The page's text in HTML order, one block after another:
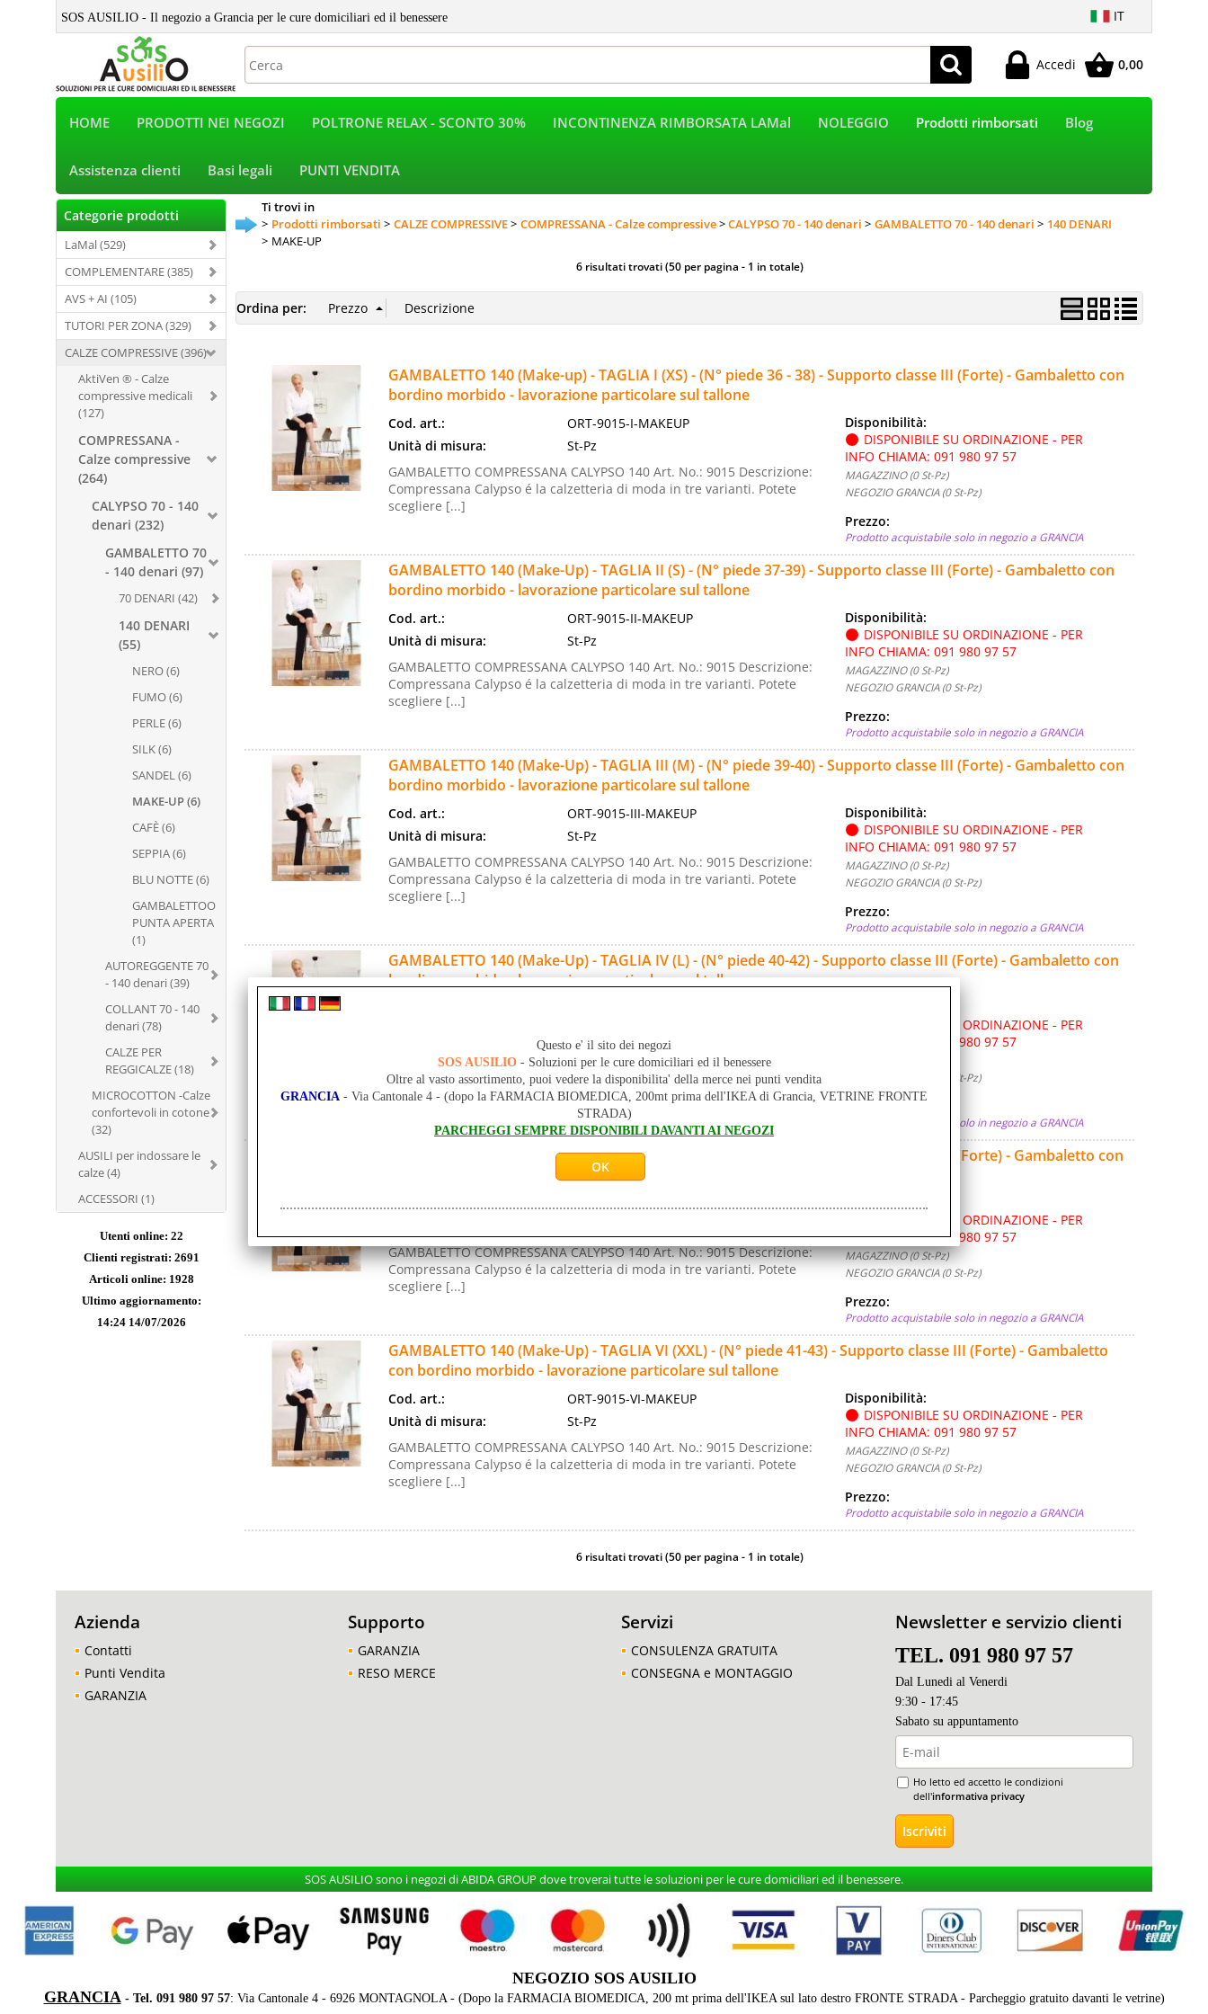
SOS AUSILIO - Il negozio a Grancia per le cure domiciliari ed il benessere IT
Accedi
E-mail:
0,00
HOME PRODOTTI NEI NEGOZI POLTRONE RELAX - SCONTO 30% INCONTINENZA RIMBORSATA LAMal NOLEGGIO Prodotti rimborsati Blog
Assistenza clienti Basi legali PUNTI VENDITA
Categorie prodotti
LaMal (529)
COMPLEMENTARE (385)
AVS + AI (105)
TUTORI PER ZONA (329)
CALZE COMPRESSIVE (396)
AktiVen ® - Calze
compressive medicali
(127)
COMPRESSANA -
Calze compressive
(264)
CALYPSO 70 - 140
denari (232)
GAMBALETTO 70
- 140 denari (97)
70 DENARI (42)
140 DENARI
(55)
NERO (6)
FUMO (6)
PERLE (6)
SILK (6)
SANDEL (6)
MAKE-UP (6)
CAFÈ (6)
SEPPIA (6)
BLU NOTTE (6)
GAMBALETTOO
PUNTA APERTA
(1)
AUTOREGGENTE 70
- 140 denari (39)
COLLANT 70 - 140
denari (78)
CALZE PER
REGGICALZE (18)
MICROCOTTON -Calze
confortevoli in cotone
(32)
AUSILI per indossare le
calze (4)
ACCESSORI (1)
Utenti online: 22
Clienti registrati: 2691
Articoli online: 1928
Ultimo aggiornamento:
14:24 14/07/2026
Ti trovi in
Prodotti rimborsati
CALZE COMPRESSIVE COMPRESSANA - Calze compressive CALYPSO 70 - 140 denari GAMBALETTO 70 - 140 denari
140 DENARI
MAKE-UP
6 risultati trovati (50 per pagina - 1 in totale)
Ordina per:
GAMBALETTO 140 (Make-up) - TAGLIA I (XS) - (N° piede 36 - 38) - Supporto classe III (Forte) - Gambaletto con
bordino morbido - lavorazione particolare sul tallone
Cod. art.:
ORT-9015-I-MAKEUP
Unità di misura:
St-Pz
GAMBALETTO COMPRESSANA CALYPSO 140 Art. No.: 9015 Descrizione:
Compressana Calypso é la calzetteria di moda in tre varianti. Potete
scegliere [...]
Disponibilità:
DISPONIBILE SU ORDINAZIONE - PER
INFO CHIAMA: 091 980 97 57
MAGAZZINO (0 St-Pz)
NEGOZIO GRANCIA (0 St-Pz)
Prezzo:
Prodotto acquistabile solo in negozio a GRANCIA
GAMBALETTO 140 (Make-Up) - TAGLIA II (S) - (N° piede 37-39) - Supporto classe III (Forte) - Gambaletto con
bordino morbido - lavorazione particolare sul tallone
Cod. art.:
ORT-9015-II-MAKEUP
Unità di misura:
St-Pz
GAMBALETTO COMPRESSANA CALYPSO 140 Art. No.: 9015 Descrizione:
Compressana Calypso é la calzetteria di moda in tre varianti. Potete
scegliere [...]
Disponibilità:
DISPONIBILE SU ORDINAZIONE - PER
INFO CHIAMA: 091 980 97 57
MAGAZZINO (0 St-Pz)
NEGOZIO GRANCIA (0 St-Pz)
Prezzo:
Prodotto acquistabile solo in negozio a GRANCIA
GAMBALETTO 140 (Make-Up) - TAGLIA III (M) - (N° piede 39-40) - Supporto classe III (Forte) - Gambaletto con
bordino morbido - lavorazione particolare sul tallone
Cod. art.:
ORT-9015-III-MAKEUP
Unità di misura:
St-Pz
GAMBALETTO COMPRESSANA CALYPSO 140 Art. No.: 9015 Descrizione:
Compressana Calypso é la calzetteria di moda in tre varianti. Potete
scegliere [...]
Disponibilità:
DISPONIBILE SU ORDINAZIONE - PER
INFO CHIAMA: 091 980 97 57
MAGAZZINO (0 St-Pz)
NEGOZIO GRANCIA (0 St-Pz)
Prezzo:
Prodotto acquistabile solo in negozio a GRANCIA
GAMBALETTO 140 (Make-Up) - TAGLIA IV (L) - (N° piede 40-42) - Supporto classe III (Forte) - Gambaletto con
bordino morbido - lavorazione particolare sul tallone
GAMBALETTO COMPRESSANA CALYPSO 140 Art. No.: 9015 Descrizione:
Compressana Calypso é la calzetteria di moda in tre varianti. Potete
scegliere [...]
DISPONIBILE SU ORDINAZIONE - PER
INFO CHIAMA: 091 980 97 57
NEGOZIO GRANCIA (0 St-Pz)
Prezzo:
Prodotto acquistabile solo in negozio a GRANCIA
GAMBALETTO 140 (Make-Up) - TAGLIA V (XL) - (N° piede 41-43) - Supporto classe III (Forte) - Gambaletto con
bordino morbido - lavorazione particolare sul tallone
Cod. art.:
ORT-9015-V-MAKEUP
GAMBALETTO COMPRESSANA CALYPSO 140 Art. No.: 9015 Descrizione:
Compressana Calypso é la calzetteria di moda in tre varianti. Potete
scegliere [...]
DISPONIBILE SU ORDINAZIONE - PER
INFO CHIAMA: 091 980 97 57
MAGAZZINO (0 St-Pz)
NEGOZIO GRANCIA (0 St-Pz)
Prezzo:
Prodotto acquistabile solo in negozio a GRANCIA
GAMBALETTO 140 (Make-Up) - TAGLIA VI (XXL) - (N° piede 41-43) - Supporto classe III (Forte) - Gambaletto
con bordino morbido - lavorazione particolare sul tallone
Cod. art.:
ORT-9015-VI-MAKEUP
Unità di misura:
St-Pz
GAMBALETTO COMPRESSANA CALYPSO 140 Art. No.: 9015 Descrizione:
Compressana Calypso é la calzetteria di moda in tre varianti. Potete
scegliere [...]
Disponibilità:
DISPONIBILE SU ORDINAZIONE - PER
INFO CHIAMA: 091 980 97 57
MAGAZZINO (0 St-Pz)
NEGOZIO GRANCIA (0 St-Pz)
Prezzo:
Prodotto acquistabile solo in negozio a GRANCIA
6 risultati trovati (50 per pagina - 1 in totale)
Azienda
Contatti
Punti Vendita
GARANZIA
Supporto
GARANZIA
RESO MERCE
Servizi
CONSULENZA GRATUITA
CONSEGNA e MONTAGGIO
Newsletter e servizio clienti
TEL. 091 980 97 57
Dal Lunedi al Venerdi
9:30 - 17:45
Sabato su appuntamento
Ho letto ed accetto le condizioni
dell'informativa privacy
SOS AUSILIO sono i negozi di ABIDA GROUP dove troverai tutte le soluzioni per le cure domiciliari ed il benessere.
NEGOZIO SOS AUSILIO
GRANCIA - Tel. 091 980 97 57: Via Cantonale 4 - 6926 MONTAGNOLA - (Dopo la FARMACIA BIOMEDICA, 200 mt prima dell'IKEA sul lato destro FRONTE STRADA - Parcheggio gratuito davanti le vetrine)
Questo e' il sito dei negozi
SOS AUSILIO- Soluzioni per le cure domiciliari ed il benessere
Oltre al vasto assortimento, puoi vedere la disponibilita' della merce nei punti vendita
GRANCIA - Via Cantonale 4 - (dopo la FARMACIA BIOMEDICA, 200mt prima dell'IKEA di Grancia, VETRINE FRONTE
STRADA)
PARCHEGGI SEMPRE DISPONIBILI DAVANTI AI NEGOZI